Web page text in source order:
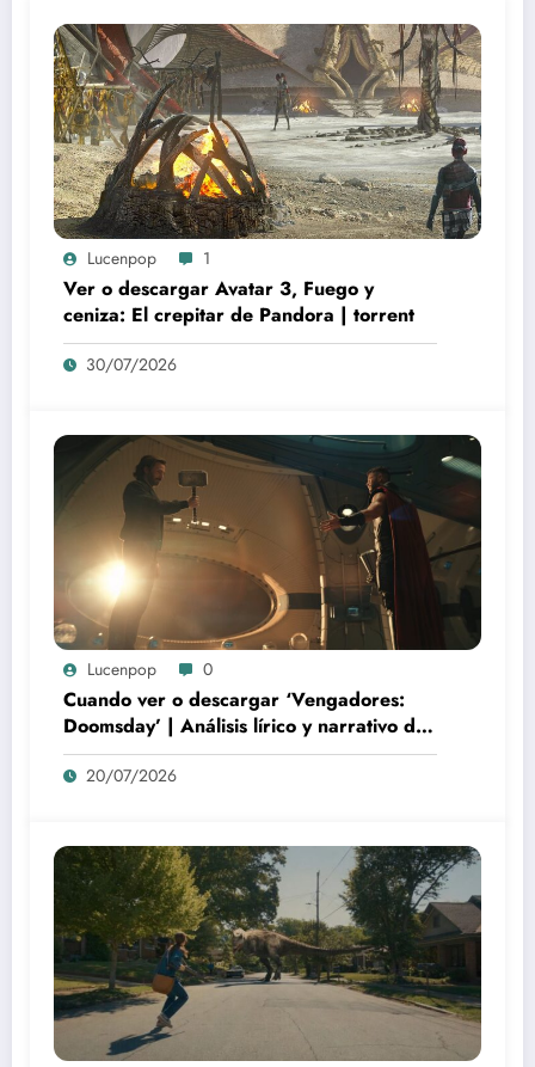
Lucenpop 1
Ver o descargar Avatar 3, Fuego y
ceniza: El crepitar de Pandora | torrent
30/07/2026
Lucenpop 0
Cuando ver o descargar ‘Vengadores:
Doomsday’ | Análisis lírico y narrativo del
nuevo Vengadores: Doomsday
20/07/2026